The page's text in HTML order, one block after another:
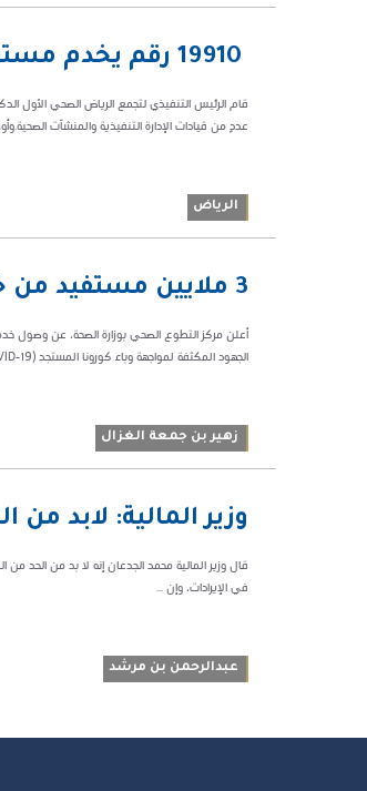
قام الرئيس التنفيذي لتجمع الرياض الصحي الأول
عددٍ من قيادات الإدارة التنفيذية والمنشآت
الرياض
3 ملايين مستفيد من خدمات متطوعي مركز التطوع الصحي
الجهود المكثفة لمواجهة وباء كورونا المستجد (COVID-19)، وذلك في ...
زهير بن جمعة الغزال
وزير المالية: لابد
قال وزير المالية محمد الجدعان إنه لا بد من الحد
في الإيرادات، وإن ...
عبدالرحمن بن مرشد